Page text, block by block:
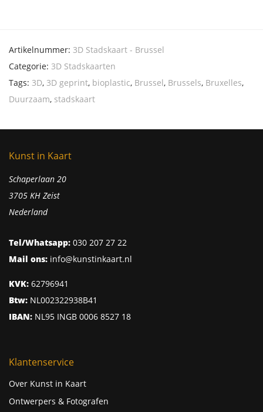
Artikelnummer: 3D Stadskaart - Brussel
Categorie: 3D Stadskaarten
Tags: 3D, 3D geprint, bioplastic, Brussel, Brussels, Bruxelles,
Duurzaam, stadskaart
Kunst in Kaart
Schaperlaan 20
3705 KH Zeist
Nederland
Tel/Whatsapp: 030 207 27 22
Mail ons: info@kunstinkaart.nl
KVK: 62796941
Btw: NL002322938B41
IBAN: NL95 INGB 0006 8527 18
Klantenservice
Over Kunst in Kaart
Ontwerpers & Fotografen